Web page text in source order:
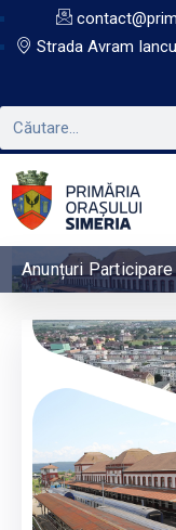
Strada Avram
Anunțuri